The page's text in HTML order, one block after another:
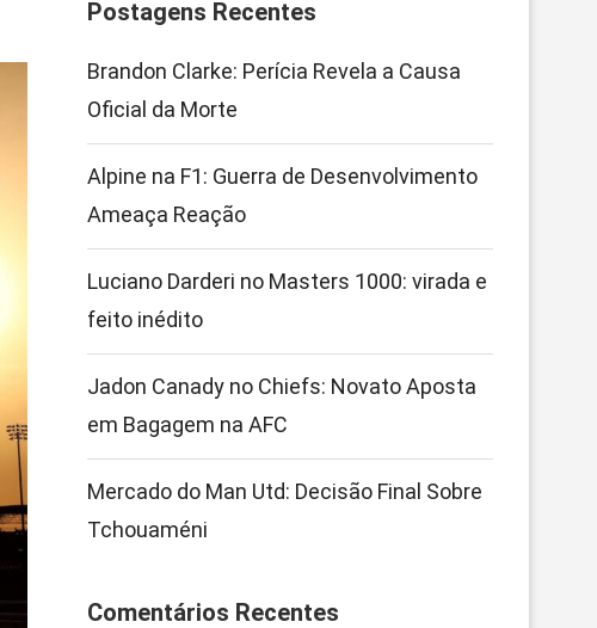
Postagens Recentes
Brandon Clarke: Perícia Revela a Causa
Oficial da Morte
Alpine na F1: Guerra de Desenvolvimento
Ameaça Reação
Luciano Darderi no Masters 1000: virada e
feito inédito
Jadon Canady no Chiefs: Novato Aposta
em Bagagem na AFC
Mercado do Man Utd: Decisão Final Sobre
Tchouaméni
Comentários Recentes